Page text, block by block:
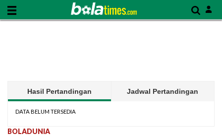
Hasil Pertandingan Jadwal Pertandingan
DATA BELUM TERSEDIA
BOLADUNIA